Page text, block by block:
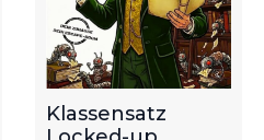
Klassensatz